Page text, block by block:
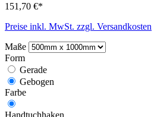
151,70 €*
Preise inkl. MwSt. zzgl. Versandkosten
Maße
Form
Gerade
Gebogen
Farbe
Handtuchhaken